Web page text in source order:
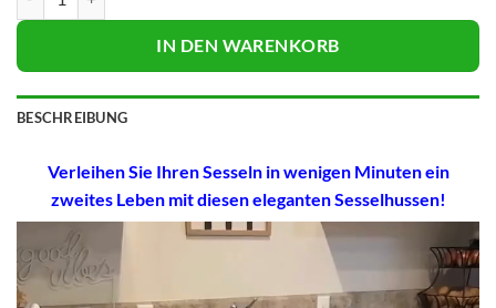
IN DEN WARENKORB
BESCHREIBUNG
Verleihen Sie Ihren Sesseln in wenigen Minuten ein
zweites Leben mit diesen eleganten Sesselhussen!